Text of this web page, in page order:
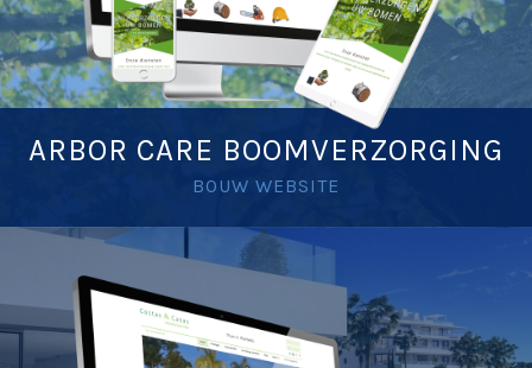
ARBOR CARE BOOMVERZORGING
BOUW WEBSITE